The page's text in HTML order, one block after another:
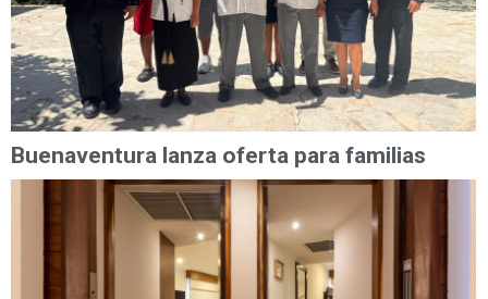
Buenaventura lanza oferta para familias